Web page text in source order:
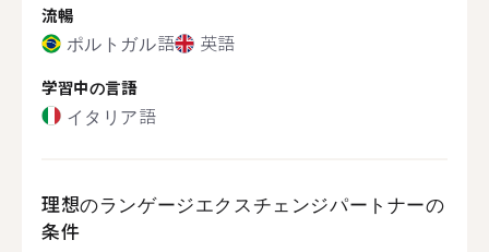
流暢
ポルトガル語 英語
学習中の言語
イタリア語
理想のランゲージエクスチェンジパートナーの
条件